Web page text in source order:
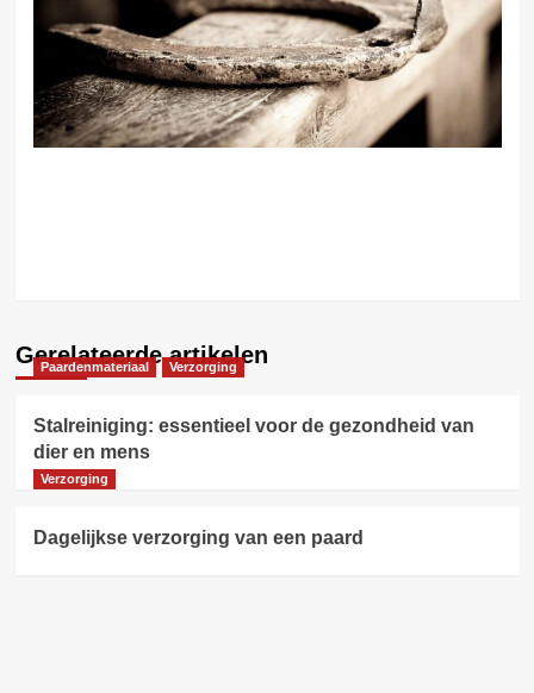
Volgende:
Gerelateerde artikelen
Paardenmateriaal Verzorging
Stalreiniging: essentieel voor de gezondheid van
dier en mens
Verzorging
Dagelijkse verzorging van een paard